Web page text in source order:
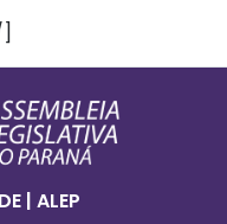
Gerais
| ALEP